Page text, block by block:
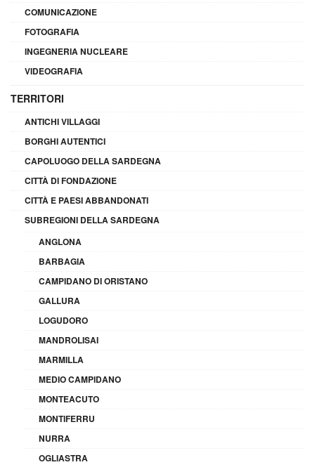
COMUNICAZIONE
FOTOGRAFIA
INGEGNERIA NUCLEARE
VIDEOGRAFIA
TERRITORI
ANTICHI VILLAGGI
BORGHI AUTENTICI
CAPOLUOGO DELLA SARDEGNA
CITTÀ DI FONDAZIONE
CITTÀ E PAESI ABBANDONATI
SUBREGIONI DELLA SARDEGNA
ANGLONA
BARBAGIA
CAMPIDANO DI ORISTANO
GALLURA
LOGUDORO
MANDROLISAI
MARMILLA
MEDIO CAMPIDANO
MONTEACUTO
MONTIFERRU
NURRA
OGLIASTRA